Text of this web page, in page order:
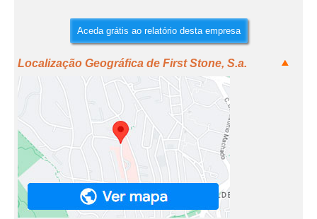
Aceda grátis ao relatório desta empresa
Localização Geográfica de First Stone, S.a.